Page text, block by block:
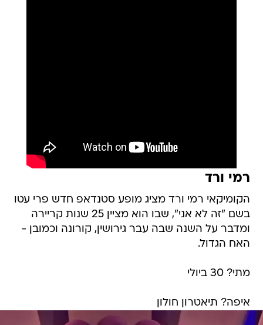
רמי ורד
הקומיקאי רמי ורד מציג מופע סטנדאפ חדש פרי עטו
בשם "זה לא אני", שבו הוא מציין 25 שנות קריירה
ומדבר על השנה שבה עבר גירושין, קורונה וכמובן -
האח הגדול.
מתי? 30 ביולי
איפה? תיאטרון חולון